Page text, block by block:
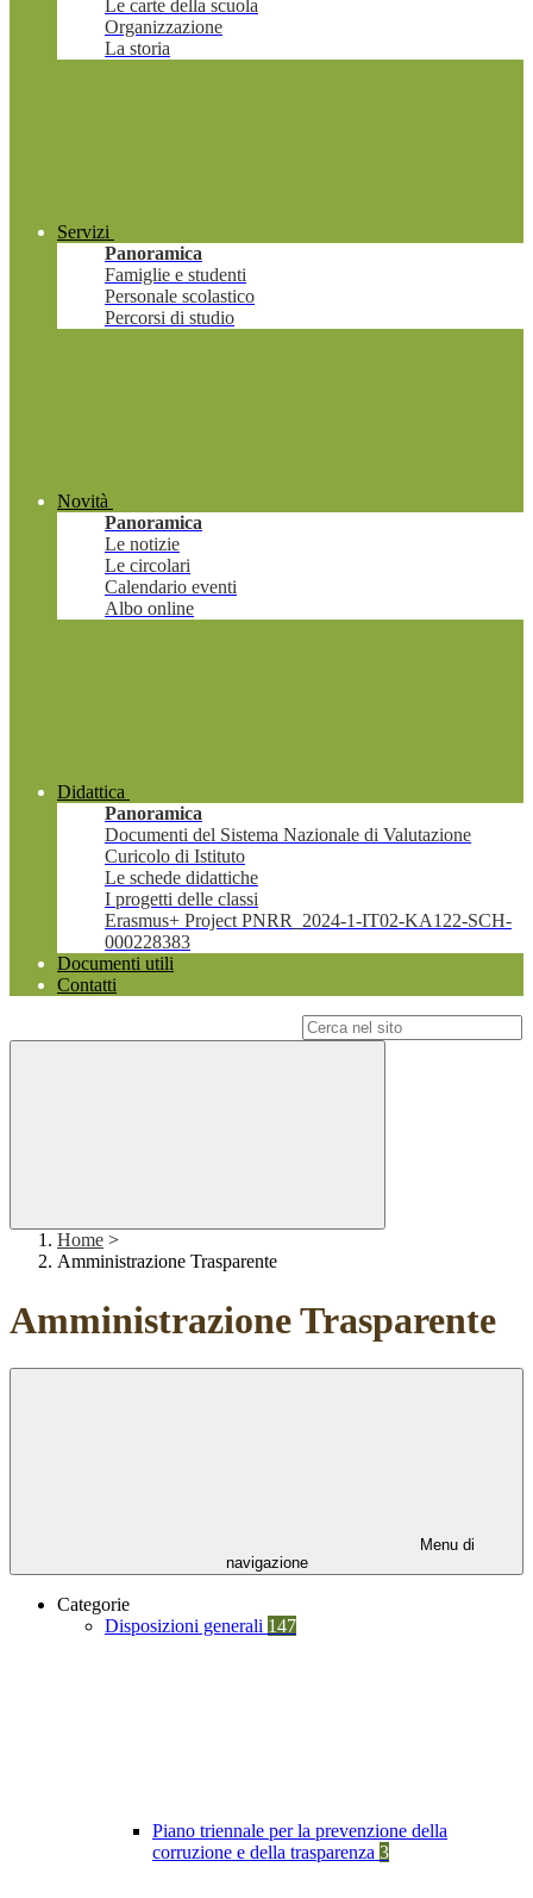
Le carte della scuola
Organizzazione
La storia
Servizi
Panoramica
Famiglie e studenti
Personale scolastico
Percorsi di studio
Novità
Panoramica
Le notizie
Le circolari
Calendario eventi
Albo online
Didattica
Panoramica
Documenti del Sistema Nazionale di Valutazione
Curicolo di Istituto
Le schede didattiche
I progetti delle classi
Erasmus+ Project PNRR_2024-1-IT02-KA122-SCH-
000228383
Documenti utili
Contatti
Home >
Amministrazione Trasparente
Amministrazione Trasparente
Menu di
navigazione
Categorie
Disposizioni generali 147
Piano triennale per la prevenzione della
corruzione e della trasparenza 3